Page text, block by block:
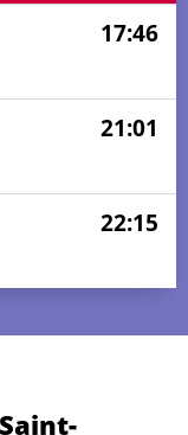
17:46
21:01
22:15